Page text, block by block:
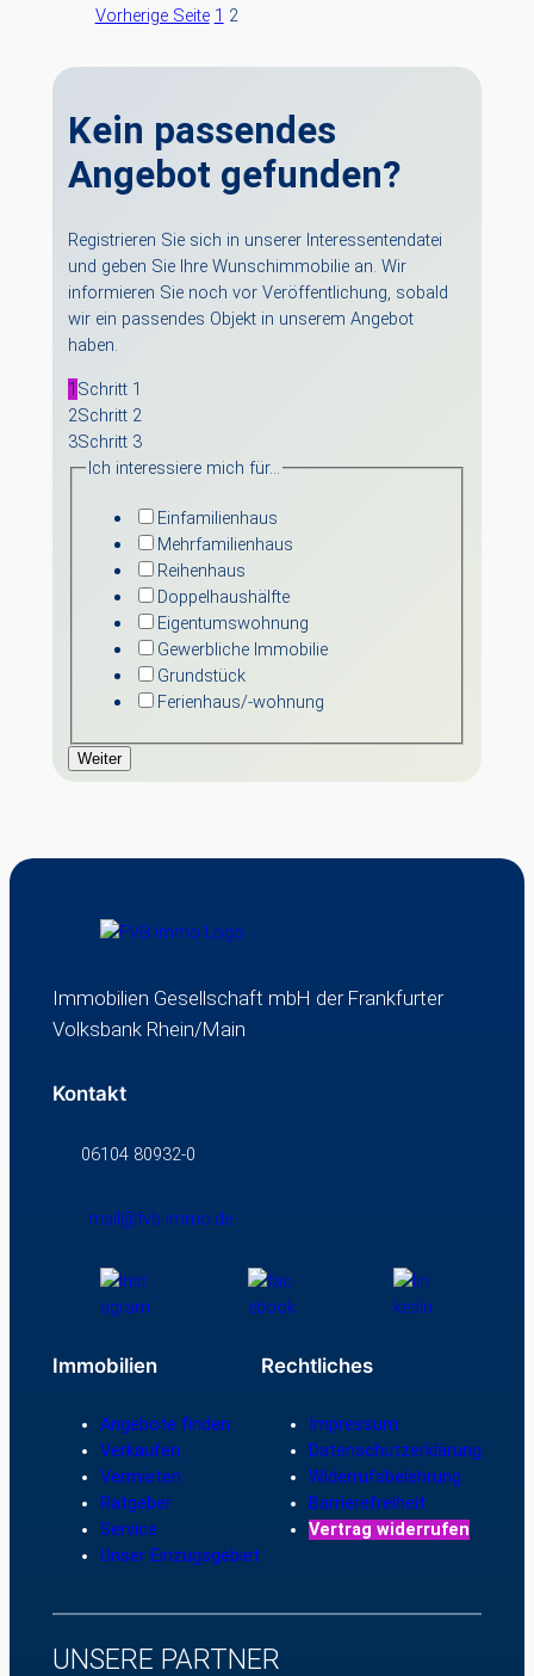
Seitennummerierung
der
Beiträge
Vorherige Seite 1 2
Kein passendes
Angebot gefunden?
Registrieren Sie sich in unserer Interessentendatei
und geben Sie Ihre Wunschimmobilie an. Wir
informieren Sie noch vor Veröffentlichung, sobald
wir ein passendes Objekt in unserem Angebot
haben.
1 Schritt 1
2Schritt 2
3Schritt 3
Ich interessiere mich für…
Einfamilienhaus
Mehrfamilienhaus
Reihenhaus
Doppelhaushälfte
Eigentumswohnung
Gewerbliche Immobilie
Grundstück
Ferienhaus/-wohnung
Weiter
Immobilien Gesellschaft mbH der Frankfurter
Volksbank Rhein/Main
Kontakt
06104 80932-0
mail@fvb-immo.de
Immobilien
Angebote finden
Verkaufen
Vermieten
Ratgeber
Service
Unser Einzugsgebiet
Rechtliches
Impressum
Datenschutzerklärung
Widerrufsbelehrung
Barrierefreiheit
Vertrag widerrufen
UNSERE PARTNER